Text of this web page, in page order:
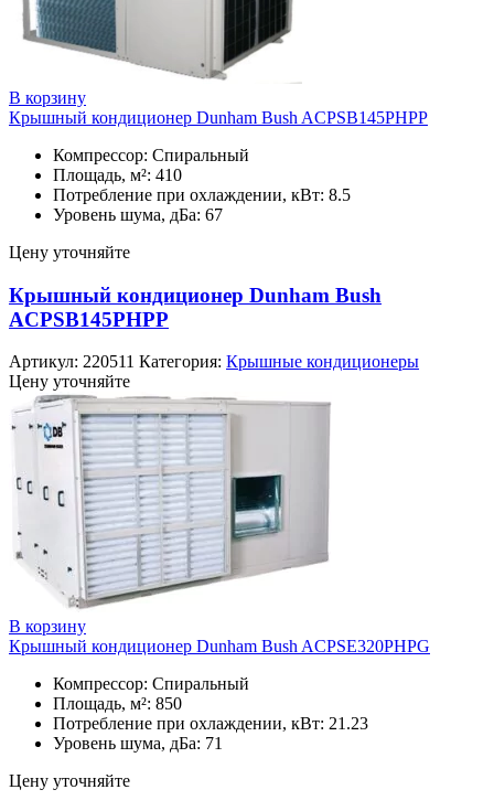
В корзину
Крышный кондиционер Dunham Bush ACPSB145PHPP
Компрессор: Спиральный
Площадь, м²: 410
Потребление при охлаждении, кВт: 8.5
Уровень шума, дБа: 67
Цену уточняйте
Крышный кондиционер Dunham Bush
ACPSB145PHPP
Артикул: 220511 Категория: Крышные кондиционеры
Цену уточняйте
В корзину
Крышный кондиционер Dunham Bush ACPSE320PHPG
Компрессор: Спиральный
Площадь, м²: 850
Потребление при охлаждении, кВт: 21.23
Уровень шума, дБа: 71
Цену уточняйте